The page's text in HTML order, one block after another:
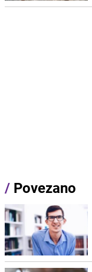
/ Povezano